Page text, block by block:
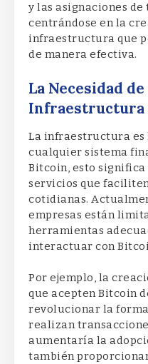
y las asignaciones
centrándose en la
infraestructura que
de manera efectiva.
La Necesidad
Infraestructura
La infraestructura
cualquier sistema
Bitcoin, esto
servicios que
cotidianas.
empresas están
herramientas
interactuar con
Por ejemplo, la
que acepten Bitcoin
revolucionar la
realizan
aumentaría la
también